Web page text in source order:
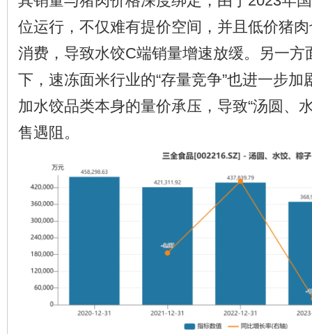
位运行，不仅难有提价空间，并且低价猪
消费，导致水饺C端销量增速放缓。另一方
下，速冻面米行业的“存量竞争”也进一步
加水饺品类本身的量价承压，导致“汤圆、
售遇阻。